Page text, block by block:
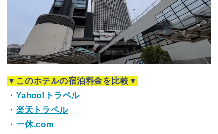
▼このホテルの宿泊料金を比較▼
・ Yahoo!トラベル
・ 楽天トラベル
・ 一休.com